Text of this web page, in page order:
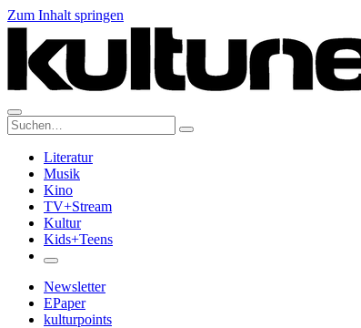
Zum Inhalt springen
Suche:
Literatur
Musik
Kino
TV+Stream
Kultur
Kids+Teens
Newsletter
EPaper
kulturpoints